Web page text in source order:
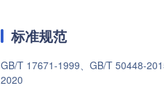
标准规范
GB/T 17671-1999、GB/T 50448-
2020